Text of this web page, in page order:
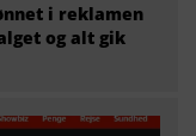
i reklamen
og alt gik